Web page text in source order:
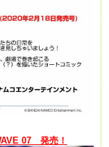
07 発売！